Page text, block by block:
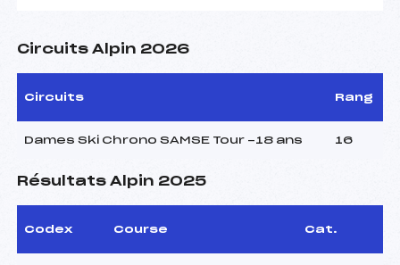
Circuits Alpin 2026
Circuits Rang
Dames Ski Chrono SAMSE Tour -18 ans 16
Résultats Alpin 2025
Codex Course Cat.